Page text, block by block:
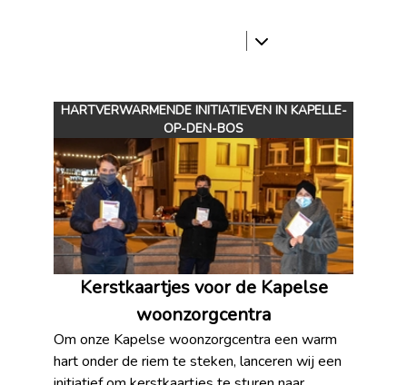
HARTVERWARMENDE INITIATIEVEN IN KAPELLE-
OP-DEN-BOS
Kerstkaartjes voor de Kapelse
woonzorgcentra
Om onze Kapelse woonzorgcentra een warm
hart onder de riem te steken, lanceren wij een